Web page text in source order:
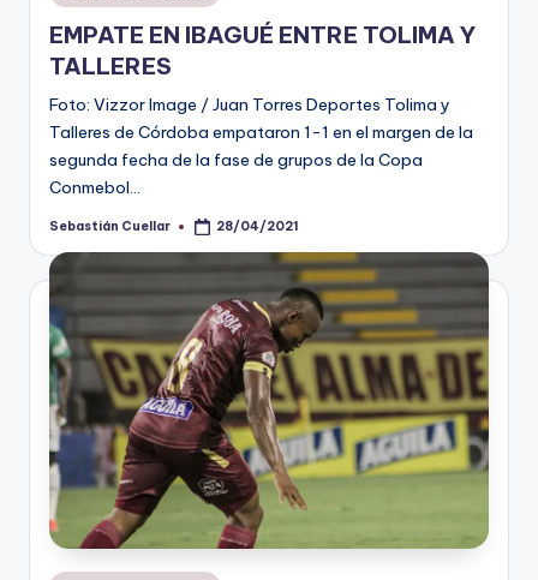
en
EMPATE EN IBAGUÉ ENTRE TOLIMA Y
TALLERES
Foto: Vizzor Image / Juan Torres Deportes Tolima y
Talleres de Córdoba empataron 1-1 en el margen de la
segunda fecha de la fase de grupos de la Copa
Conmebol…
Publicado
Sebastián Cuellar 28/04/2021